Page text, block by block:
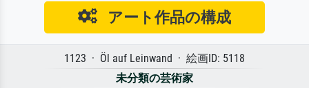
アート作品の構成
1123 · Öl auf Leinwand · 絵画ID: 5118
未分類の芸術家